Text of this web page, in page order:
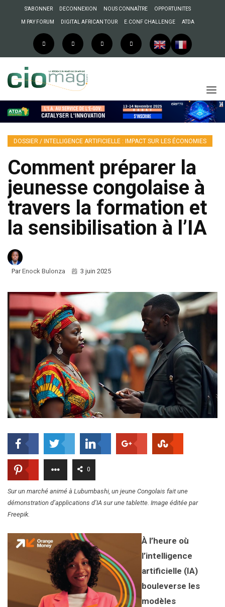
S’ABONNER DECONNEXION NOUS CONNAÎTRE OPPORTUNITES
M PAY FORUM DIGITAL AFRICAN TOUR E.CONF CHALLENGE ATDA
DOSSIER / INTELLIGENCE ARTIFICIELLE : IMPACT SUR LES ÉCONOMIES
Comment préparer la
jeunesse congolaise à
travers la formation et
la sensibilisation à l’IA
ParEnock Bulonza 3 juin 2025
0
Sur un marché animé à Lubumbashi, un jeune Congolais fait une
démonstration d’applications d’IA sur une tablette. Image éditée par
Freepik.
À l’heure où
l’intelligence
artificielle (IA)
bouleverse les
modèles